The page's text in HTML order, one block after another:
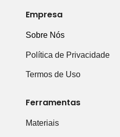
Empresa
Sobre Nós
Política de Privacidade
Termos de Uso
Ferramentas
Materiais